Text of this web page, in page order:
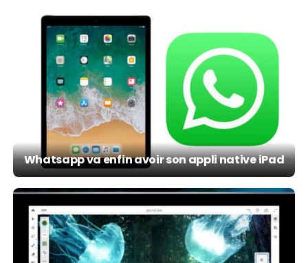
Whatsapp va enfin avoir son appli native iPad